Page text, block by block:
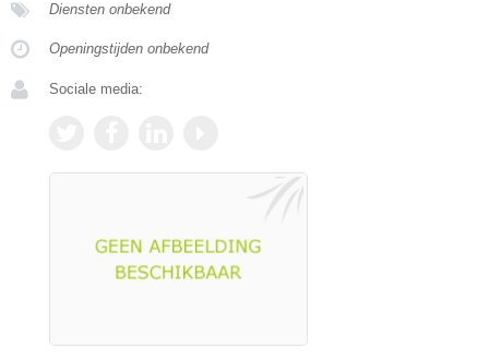
Diensten onbekend
Openingstijden onbekend
Sociale media: